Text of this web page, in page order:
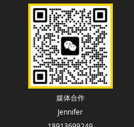
媒体合作
Jennifer